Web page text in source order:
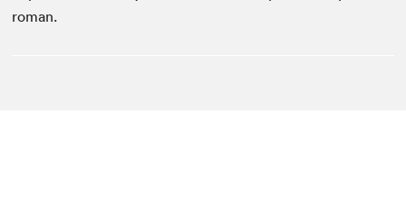
roman.